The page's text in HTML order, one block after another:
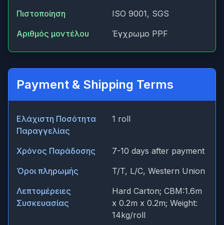
Πιστοποίηση
ISO 9001, SGS
Αριθμός μοντέλου
Έγχρωμο PPF
Payment & Shipping Terms
Ελάχιστη Ποσότητα
Παραγγελίας
1 roll
Χρόνος Παράδοσης
7-10 days after payment
Όροι πληρωμής
T/T, L/C, Western Union
Λεπτομέρειες
Συσκευασίας
Hard Carton; CBM:1.6m
x 0.2m x 0.2m; Weight:
14kg/roll